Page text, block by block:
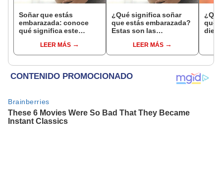
Soñar que estás
embarazada: conoce
qué significa este
LEER MÁS
¿Qué significa soñar
que estás embarazada?
Estas son las
comunesLEER MÁS
que